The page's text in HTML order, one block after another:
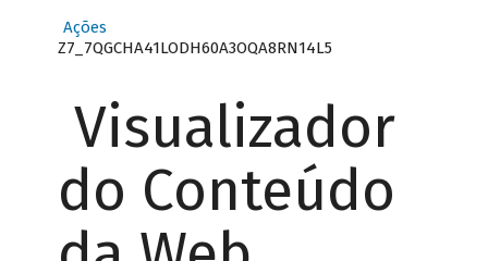
Ações
Z7_7QGCHA41LODH60A3OQA8RN14L5
Visualizador
do Conteúdo